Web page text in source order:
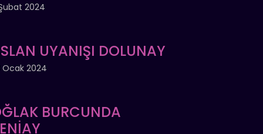
2024
UYANIŞI DOLUNAY
Ocak 2024
BURCUNDA